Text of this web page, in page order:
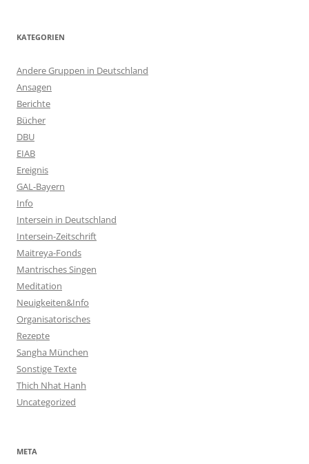
KATEGORIEN
Andere Gruppen in Deutschland
Ansagen
Berichte
Bücher
DBU
EIAB
Ereignis
GAL-Bayern
Info
Intersein in Deutschland
Intersein-Zeitschrift
Maitreya-Fonds
Mantrisches Singen
Meditation
Neuigkeiten&Info
Organisatorisches
Rezepte
Sangha München
Sonstige Texte
Thich Nhat Hanh
Uncategorized
META